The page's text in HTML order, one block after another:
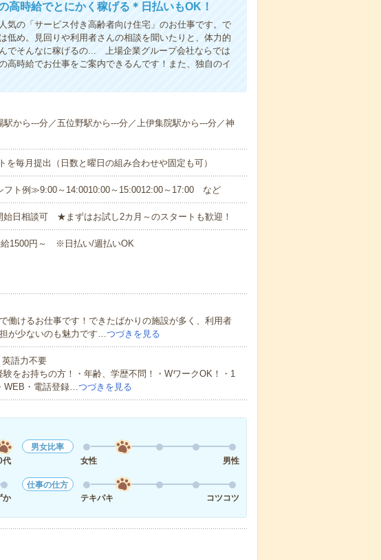
時給でとにかく稼げる＊日払いもOK！
の「サービス付き高齢者向け住宅」のお仕事です。で
低め。見回りや利用者さんの相談を聞いたりと、体力的
でそんなに稼げるの... 上場企業グループ会社ならでは
高時給でお仕事をご案内できるんです！また、独自のイ
から---分／五位野駅から---分／上伊集院駅から---分／神
毎月提出（日数と曜日の組み合わせや固定も可）
ト例≫9:00～14:0010:00～15:0012:00～17:00 など
始日相談可 ★まずはお試し2カ月～のスタートも歓迎！
1500円～ ※日払い/週払いOK
働けるお仕事です！できたばかりの施設が多く、利用者
が少ないのも魅力です…つづきを見る
語力不要
をお持ちの方！・年齢、学歴不問！・WワークOK！・1
WEB・電話登録…つづきを見る
代
男女比率
女性
男性
か
仕事の仕方
テキパキ
コツコツ